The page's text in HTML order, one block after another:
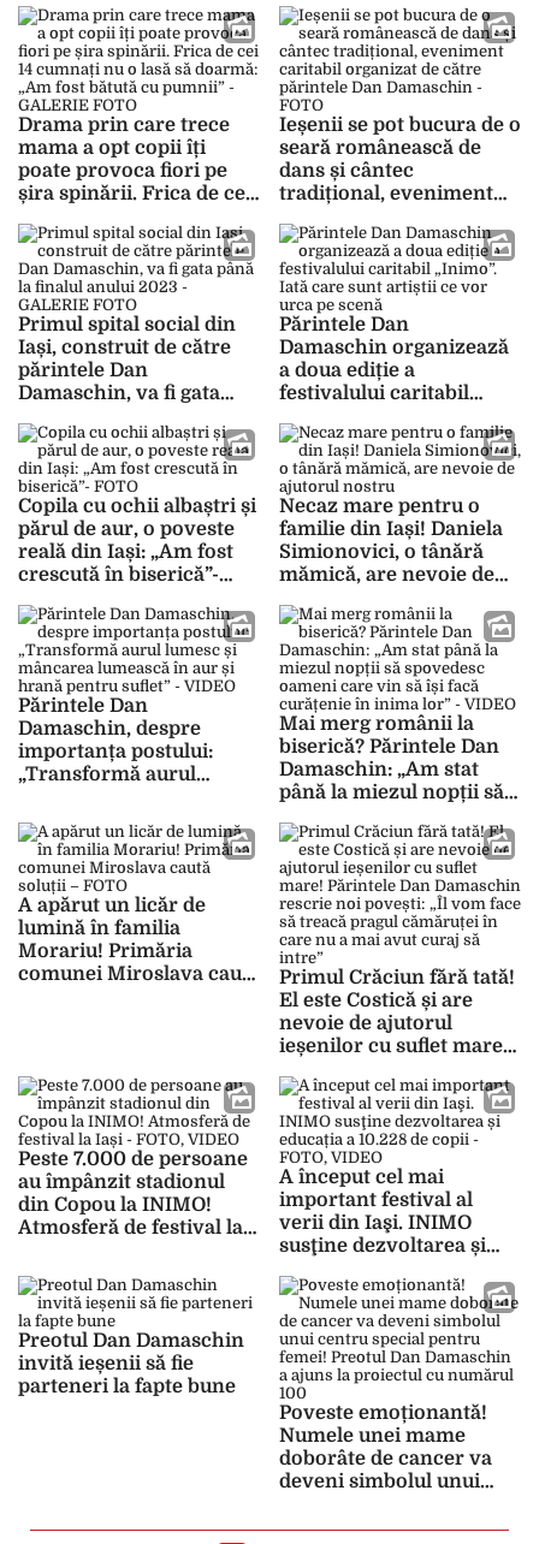
cea mai frumoasă
vacanță din viața lor –
FOTO/VIDEO
din Iași. „În ultimele luni
am muncit fără încetare
la Tabăra «Marea Vieții»”
– FOTO
Drama prin care trece
mama a opt copii îți
poate provoca fiori pe
șira spinării. Frica de cei
doarmă: „Am fost bătută
cu pumnii” – GALERIE
FOTO
Ieșenii se pot bucura de o
seară românească de
dans și cântec
tradițional, eveniment
către părintele Dan
Damaschin – FOTO
Primul spital social din
Iași, construit de către
părintele Dan
Damaschin, va fi gata
2023 – GALERIE FOTO
Părintele Dan
Damaschin organizează
a doua ediție a
festivalului caritabil
artiștii ce vor urca pe
scenă
Copila cu ochii albaștri și
părul de aur, o poveste
reală din Iași: „Am fost
crescută în biserică”-
Necaz mare pentru o
familie din Iași! Daniela
Simionovici, o tânără
mămică, are nevoie de
Părintele Dan
Damaschin, despre
importanța postului:
„Transformă aurul
lumească în aur și hrană
pentru suflet” – VIDEO
Mai merg românii la
biserică? Părintele Dan
Damaschin: „Am stat
până la miezul nopții să
vin să își facă curățenie
în inima lor” – VIDEO
A apărut un licăr de
lumină în familia
Morariu! Primăria
comunei Miroslava caută
Primul Crăciun fără tată!
El este Costică și are
nevoie de ajutorul
ieșenilor cu suflet mare!
Damaschin rescrie noi
povești: „Îl vom face să
treacă pragul cămăruței
în care nu a mai avut
curaj să intre”
Peste 7.000 de persoane
au împânzit stadionul
din Copou la INIMO!
Atmosferă de festival la
A început cel mai
important festival al
verii din Iaşi. INIMO
susţine dezvoltarea și
– FOTO, VIDEO
Preotul Dan Damaschin
invită ieșenii să fie
parteneri la fapte bune
Poveste emoționantă!
Numele unei mame
doborâte de cancer va
deveni simbolul unui
femei! Preotul Dan